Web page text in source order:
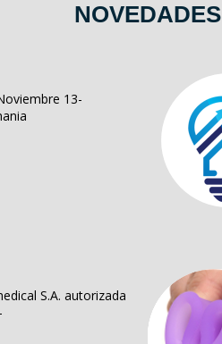
NOVEDADES
13-
S.A. autorizada